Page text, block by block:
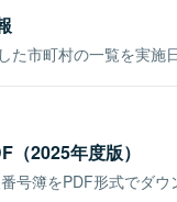
た市町村の一覧を実施
（2025年度版）
号簿をPDF形式でダウ